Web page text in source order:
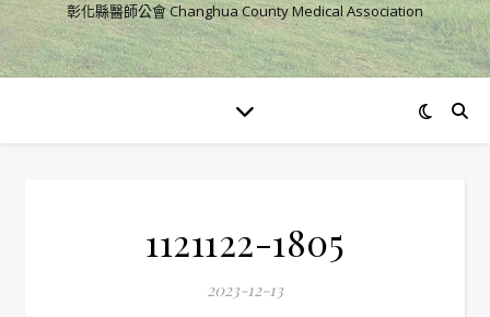
彰化縣醫師公會 Changhua County Medical Association
1121122-1805
2023-12-13